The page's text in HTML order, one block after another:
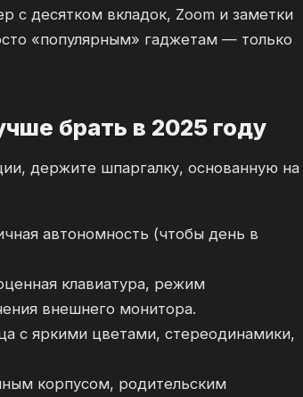
с десятком вкладок, Zoom и заметки
«популярным» гаджетам — только
брать в 2025 году
держите шпаргалку, основанную на
автономность (чтобы день в
клавиатура, режим
внешнего монитора.
с яркими цветами, стереодинамики,
корпусом, родительским